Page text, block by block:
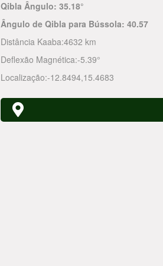
Qibla Ângulo: 35.18°
Ângulo de Qibla para Bússola: 40.57
Distância Kaaba:4632 km
Deflexão Magnética:-5.39°
Localização:-12.8494,15.4683